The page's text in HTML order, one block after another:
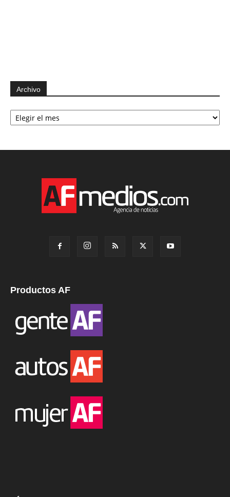
Archivo
Archivo
Productos AF